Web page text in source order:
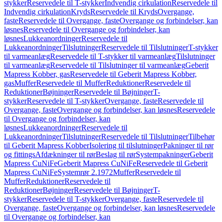
stykkerReservedele til T-stykkerIndvendig cirkulationReservedele til
Indvendig cirkulationKrydsReservedele til KrydsOvergange,
fasteReservedele til Overgange, fasteOvergange og forbindelser, kan
løsnesReservedele til Overgange og forbindelser, kan
løsnesLukkeanordningerReservedele til
LukkeanordningerTilslutningerReservedele til TilslutningerT-stykker
til varmeanlægReservedele til T-stykker til varmeanlægTilslutninger
til varmeanlægReservedele til Tilslutninger til varmeanlægGeberit
Mapress Kobber, gasReservedele til Geberit Mapress Kobber,
gasMufferReservedele til MufferReduktionerReservedele til
ReduktionerBøjningerReservedele til BøjningerT-
stykkerReservedele til T-stykkerOvergange, fasteReservedele til
Overgange, fasteOvergange og forbindelser, kan løsnesReservedele
til Overgange og forbindelser, kan
løsnesLukkeanordningerReservedele til
LukkeanordningerTilslutningerReservedele til TilslutningerTilbehør
til Geberit Mapress KobberIsolering til tilslutningerPakninger til rør
og fittingsAfdækninger til rørBeslag til rørSystempakningerGeberit
Mapress CuNiFeGeberit Mapress CuNiFeReservedele til Geberit
Mapress CuNiFeSystemrør 2.1972MufferReservedele til
MufferReduktionerReservedele til
ReduktionerBøjningerReservedele til BøjningerT-
stykkerReservedele til T-stykkerOvergange, fasteReservedele til
Overgange, fasteOvergange og forbindelser, kan løsnesReservedele
til Overgange og forbindelser, kan